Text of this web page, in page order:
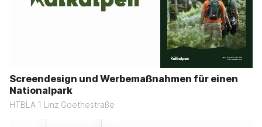
Screendesign und Werbemaßnahmen für einen
Nationalpark
HTBLA 1 Linz Goethestraße